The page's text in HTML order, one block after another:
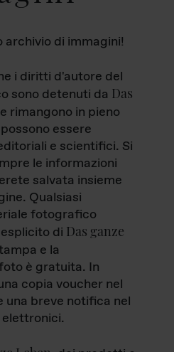
archivio di immagini!
i diritti d'autore del
sono detenuti da Das
rimangono in pieno
essere
e scientifici. Si
le informazioni
salvata insieme
Qualsiasi
fotografico
di Das ganze
e la
è gratuita. In
copia voucher nel
una breve notifica nel